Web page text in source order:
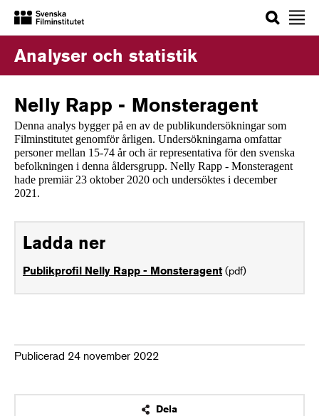
Sök
Analyser och statistik
Nelly Rapp - Monsteragent
Denna analys bygger på en av de publikundersökningar som
Filminstitutet genomför årligen. Undersökningarna omfattar
personer mellan 15-74 år och är representativa för den svenska
befolkningen i denna åldersgrupp. Nelly Rapp - Monsteragent
hade premiär 23 oktober 2020 och undersöktes i december
2021.
Ladda ner
Publikprofil Nelly Rapp - Monsteragent(pdf)
Publicerad 24 november 2022
Dela